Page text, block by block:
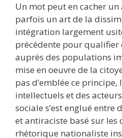
Un mot peut en cacher
parfois un art de la
intégration largement
précédente pour
auprès des populations
mise en oeuvre de la
pas d’emblée ce principe,
intellectuels et des
sociale s’est englué entre
et antiraciste basé sur les
rhétorique nationaliste